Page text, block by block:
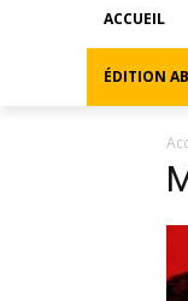
ACCUEIL
ÉDITION